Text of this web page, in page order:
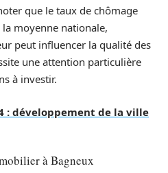
que le taux de chômage
moyenne nationale,
peut influencer la qualité des
une attention particulière
à investir.
: développement de la ville
à Bagneux